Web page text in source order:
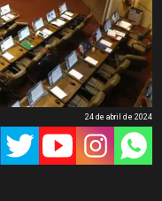
24 de abril de 2024